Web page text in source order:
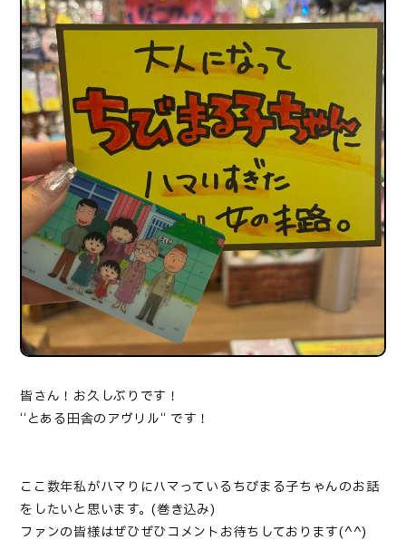
皆さん！お久しぶりです！
‘‘とある田舎のアヴリル‘‘ です！
ここ数年私がハマりにハマっているちびまる子ちゃんのお話
をしたいと思います。(巻き込み)
ファンの皆様はぜひぜひコメントお待ちしております(^^)